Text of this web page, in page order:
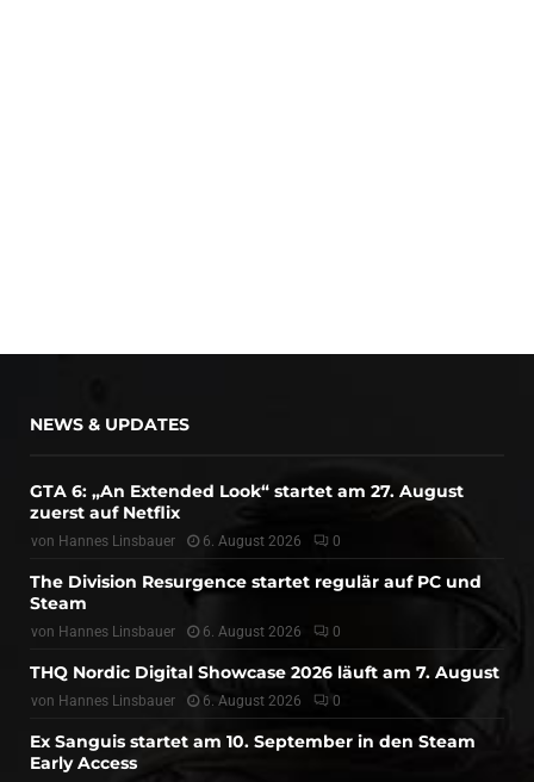
NEWS & UPDATES
GTA 6: „An Extended Look“ startet am 27. August
zuerst auf Netflix
von Hannes Linsbauer 6. August 2026 0
The Division Resurgence startet regulär auf PC und
Steam
von Hannes Linsbauer 6. August 2026 0
THQ Nordic Digital Showcase 2026 läuft am 7. August
von Hannes Linsbauer 6. August 2026 0
Ex Sanguis startet am 10. September in den Steam
Early Access